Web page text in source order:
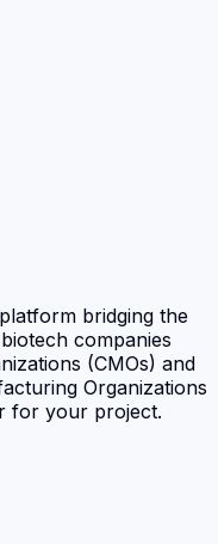
bridging the
companies
(CMOs) and
Organizations
for your project.